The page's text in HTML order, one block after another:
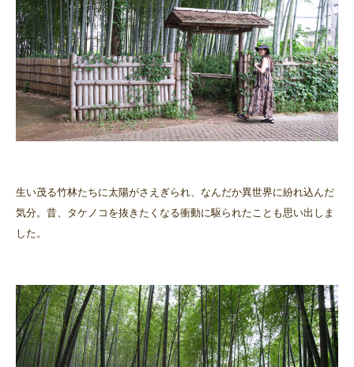
生い茂る竹林たちに太陽がさえぎられ、なんだか異世界に紛れ込んだ
気分。昔、タケノコを抜きたくなる衝動に駆られたことも思い出しま
した。